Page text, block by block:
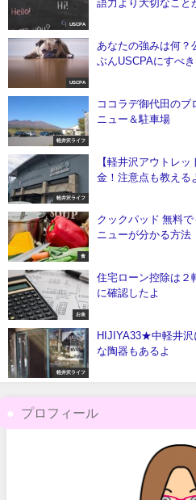
USCPA
語力より大切なこと
USCPA
あなたの強みは何？
ぶんUSCPAにすべき
軽井沢ライフ
ココラデ御代田のブ
ニュー＆駐車場
軽井沢ライフ
【軽井沢アウトレ
金！注意点も教える
食
クックパッド 無料
ニューが分かる方法
お金
住宅ローン控除は２
に確認したよ
軽井沢ライフ
HIJIYA33★中軽井
な陶器もあるよ
プロフィール